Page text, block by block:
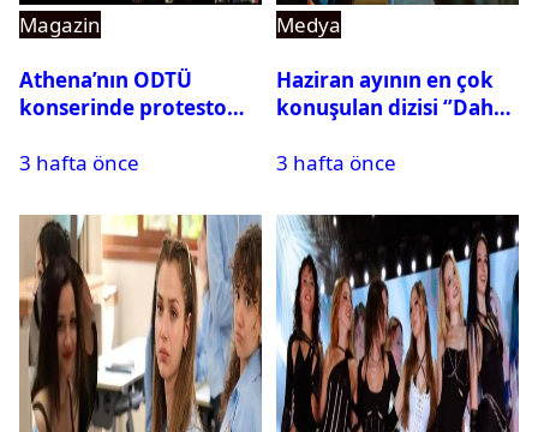
Magazin
Athena’nın ODTÜ
konserinde protesto
3 hafta önce
Medya
Haziran ayının en çok
konuşulan dizisi ‘’Daha
3 hafta önce